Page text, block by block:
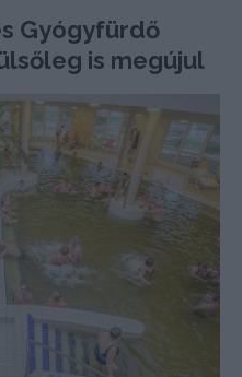
Gyógyfürdő
is megújul